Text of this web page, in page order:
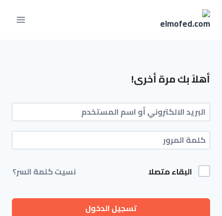
التجاوز
أهلاً بك مرة أخرى!
البقاء متصلا نسيت كلمة السر؟
تسجيل الدخول